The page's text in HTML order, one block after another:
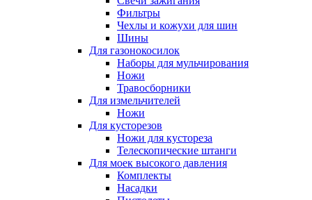
Фильтры
Чехлы и кожухи для шин
Шины
Для газонокосилок
Наборы для мульчирования
Ножи
Травосборники
Для измельчителей
Ножи
Для кусторезов
Ножи для кустореза
Телескопические штанги
Для моек высокого давления
Комплекты
Насадки